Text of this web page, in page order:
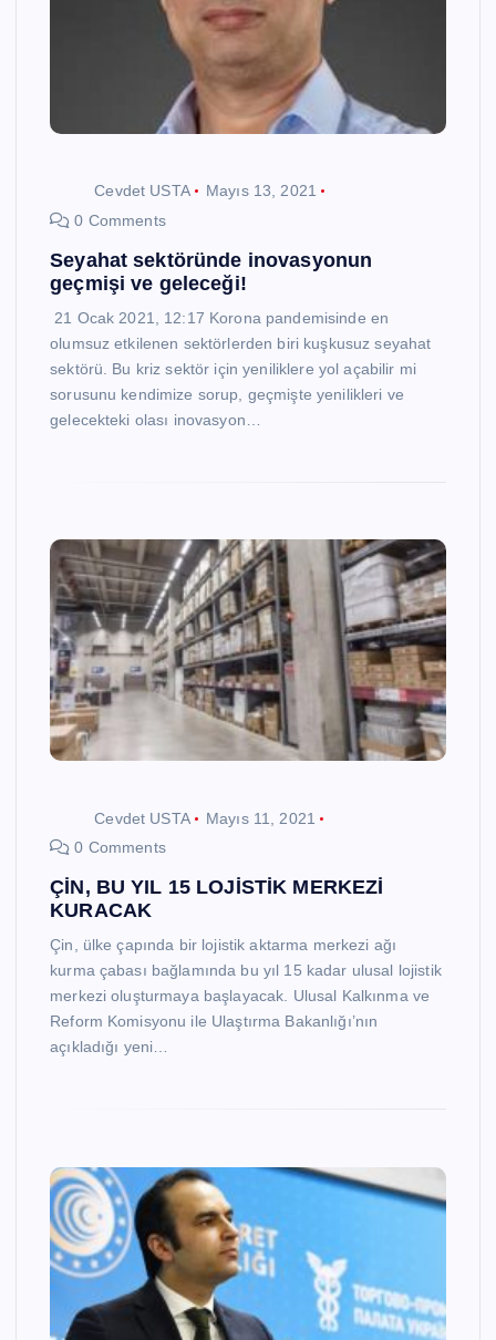
Cevdet USTA
Mayıs 13, 2021
0 Comments
Seyahat sektöründe inovasyonun
geçmişi ve geleceği!
21 Ocak 2021, 12:17 Korona pandemisinde en
olumsuz etkilenen sektörlerden biri kuşkusuz seyahat
sektörü. Bu kriz sektör için yeniliklere yol açabilir mi
sorusunu kendimize sorup, geçmişte yenilikleri ve
gelecekteki olası inovasyon…
Cevdet USTA
Mayıs 11, 2021
0 Comments
ÇİN, BU YIL 15 LOJİSTİK MERKEZİ
KURACAK
Çin, ülke çapında bir lojistik aktarma merkezi ağı
kurma çabası bağlamında bu yıl 15 kadar ulusal lojistik
merkezi oluşturmaya başlayacak. Ulusal Kalkınma ve
Reform Komisyonu ile Ulaştırma Bakanlığı’nın
açıkladığı yeni…